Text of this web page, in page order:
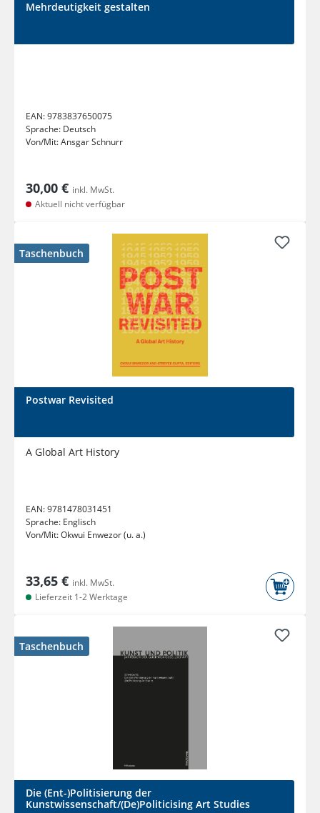
Mehrdeutigkeit gestalten
EAN:9783837650075
Sprache: Deutsch
Von/Mit:Ansgar Schnurr
30,00 € inkl. MwSt.
Aktuell nicht verfügbar
Taschenbuch
Postwar Revisited
A Global Art History
EAN:9781478031451
Sprache: Englisch
Von/Mit:Okwui Enwezor (u. a.)
33,65 € inkl. MwSt.
Lieferzeit 1-2 Werktage
Taschenbuch
Die (Ent-)Politisierung der
Kunstwissenschaft/(De)Politicising Art Studies